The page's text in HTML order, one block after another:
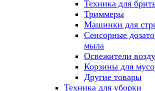
Техника для
Триммеры
Машинки для
Сенсорные
мыла
Освежители
Корзины для
Другие товары
Техника для уборки